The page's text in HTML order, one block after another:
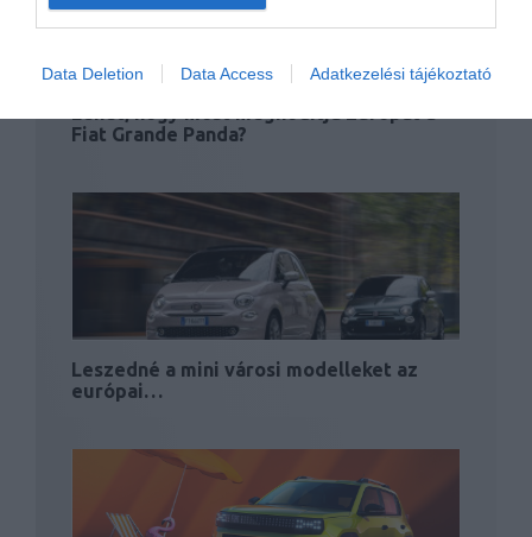
Data Deletion Data Access Adatkezelési tájékoztató
Fiat Grande Panda?
Leszedné a mini városi modelleket az
európai…